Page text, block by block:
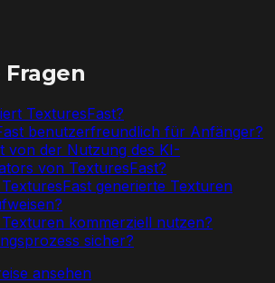
TexturesFast?
benutzerfreundlich für Anfänger?
von der Nutzung des KI-
von TexturesFast?
generierte Texturen
kommerziell nutzen?
sicher?
ansehen